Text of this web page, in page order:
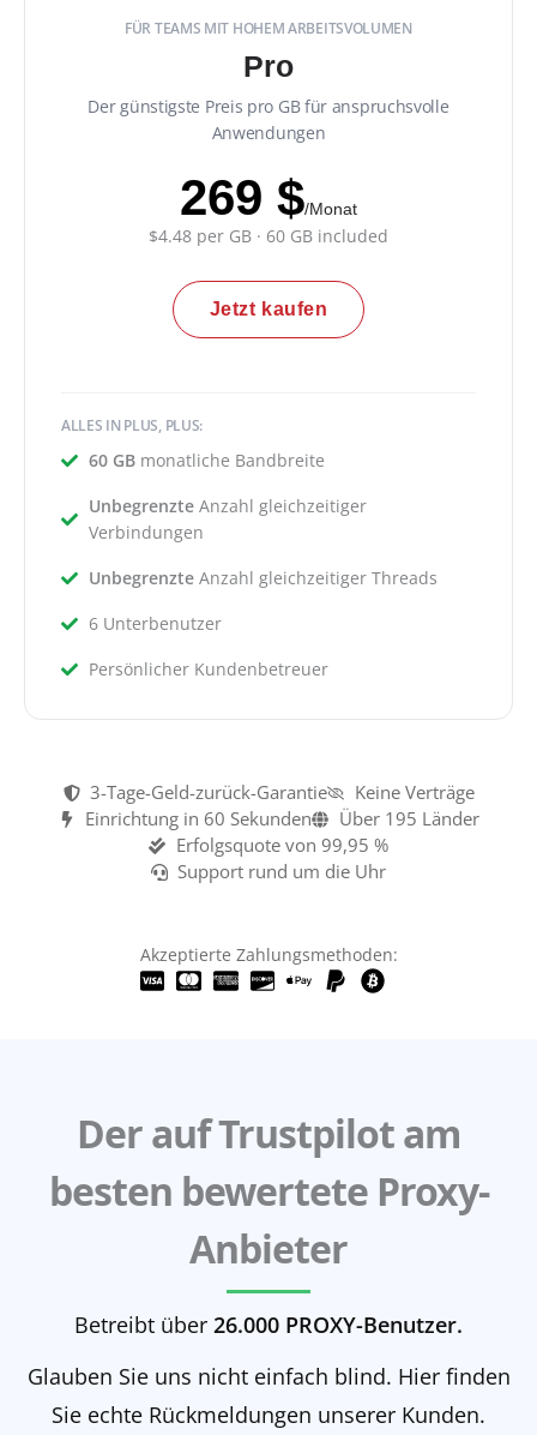
FÜR TEAMS MIT HOHEM ARBEITSVOLUMEN
Pro
Der günstigste Preis pro GB für anspruchsvolle
Anwendungen
269 $/Monat
$4.48 per GB · 60 GB included
Jetzt kaufen
ALLES IN PLUS, PLUS:
60 GBmonatliche Bandbreite
UnbegrenzteAnzahl gleichzeitiger
Verbindungen
UnbegrenzteAnzahl gleichzeitiger Threads
6 Unterbenutzer
Persönlicher Kundenbetreuer
3-Tage-Geld-zurück-Garantie
Keine Verträge
Einrichtung in 60 Sekunden
Über 195 Länder
Erfolgsquote von 99,95 %
Support rund um die Uhr
Akzeptierte Zahlungsmethoden:
Der auf Trustpilot am
besten bewertete Proxy-
Anbieter
Betreibt über 26.000 PROXY-Benutzer.
Glauben Sie uns nicht einfach blind. Hier finden
Sie echte Rückmeldungen unserer Kunden.